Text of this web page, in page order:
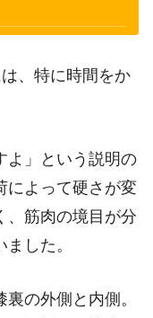
、特に時間をか
よ」という説明の
によって硬さが変
、筋肉の境目が分
した。
の外側と内側。